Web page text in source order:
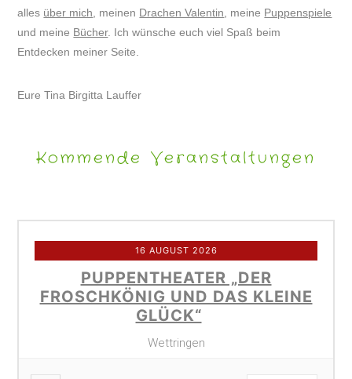
alles über mich , meinen Drachen Valentin , meine Puppenspiele
und meine Bücher. Ich wünsche euch viel Spaß beim
Entdecken meiner Seite.
Eure Tina Birgitta Lauffer
Kommende Veranstaltungen
16 AUGUST 2026
PUPPENTHEATER „DER
FROSCHKÖNIG UND DAS KLEINE
GLÜCK“
Wettringen